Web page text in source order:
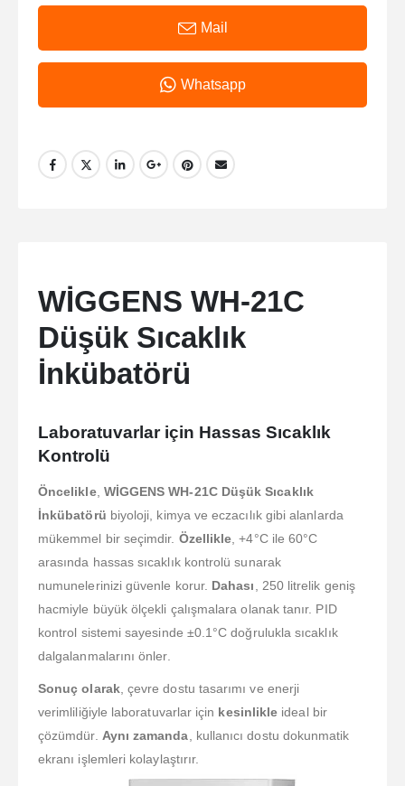
Mail
Whatsapp
WİGGENS WH-21C
Düşük Sıcaklık
İnkübatörü
Laboratuvarlar için Hassas Sıcaklık
Kontrolü
Öncelikle, WİGGENS WH-21C Düşük Sıcaklık
İnkübatörü biyoloji, kimya ve eczacılık gibi alanlarda
mükemmel bir seçimdir. Özellikle, +4°C ile 60°C
arasında hassas sıcaklık kontrolü sunarak
numunelerinizi güvenle korur. Dahası, 250 litrelik geniş
hacmiyle büyük ölçekli çalışmalara olanak tanır. PID
kontrol sistemi sayesinde ±0.1°C doğrulukla sıcaklık
dalgalanmalarını önler.
Sonuç olarak, çevre dostu tasarımı ve enerji
verimliliğiyle laboratuvarlar için kesinlikle ideal bir
çözümdür. Aynı zamanda, kullanıcı dostu dokunmatik
ekranı işlemleri kolaylaştırır.